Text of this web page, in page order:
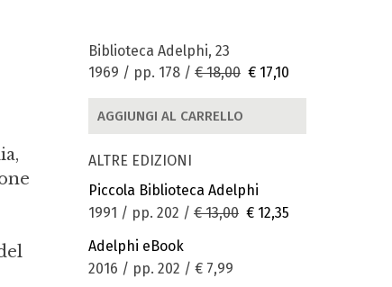
Biblioteca Adelphi, 23
1969 / pp. 178 / € 18,00 € 17,10
AGGIUNGI AL CARRELLO
ALTRE EDIZIONI
Piccola Biblioteca Adelphi
1991 / pp. 202 / € 13,00 € 12,35
Adelphi eBook
2016 / pp. 202 / € 7,99